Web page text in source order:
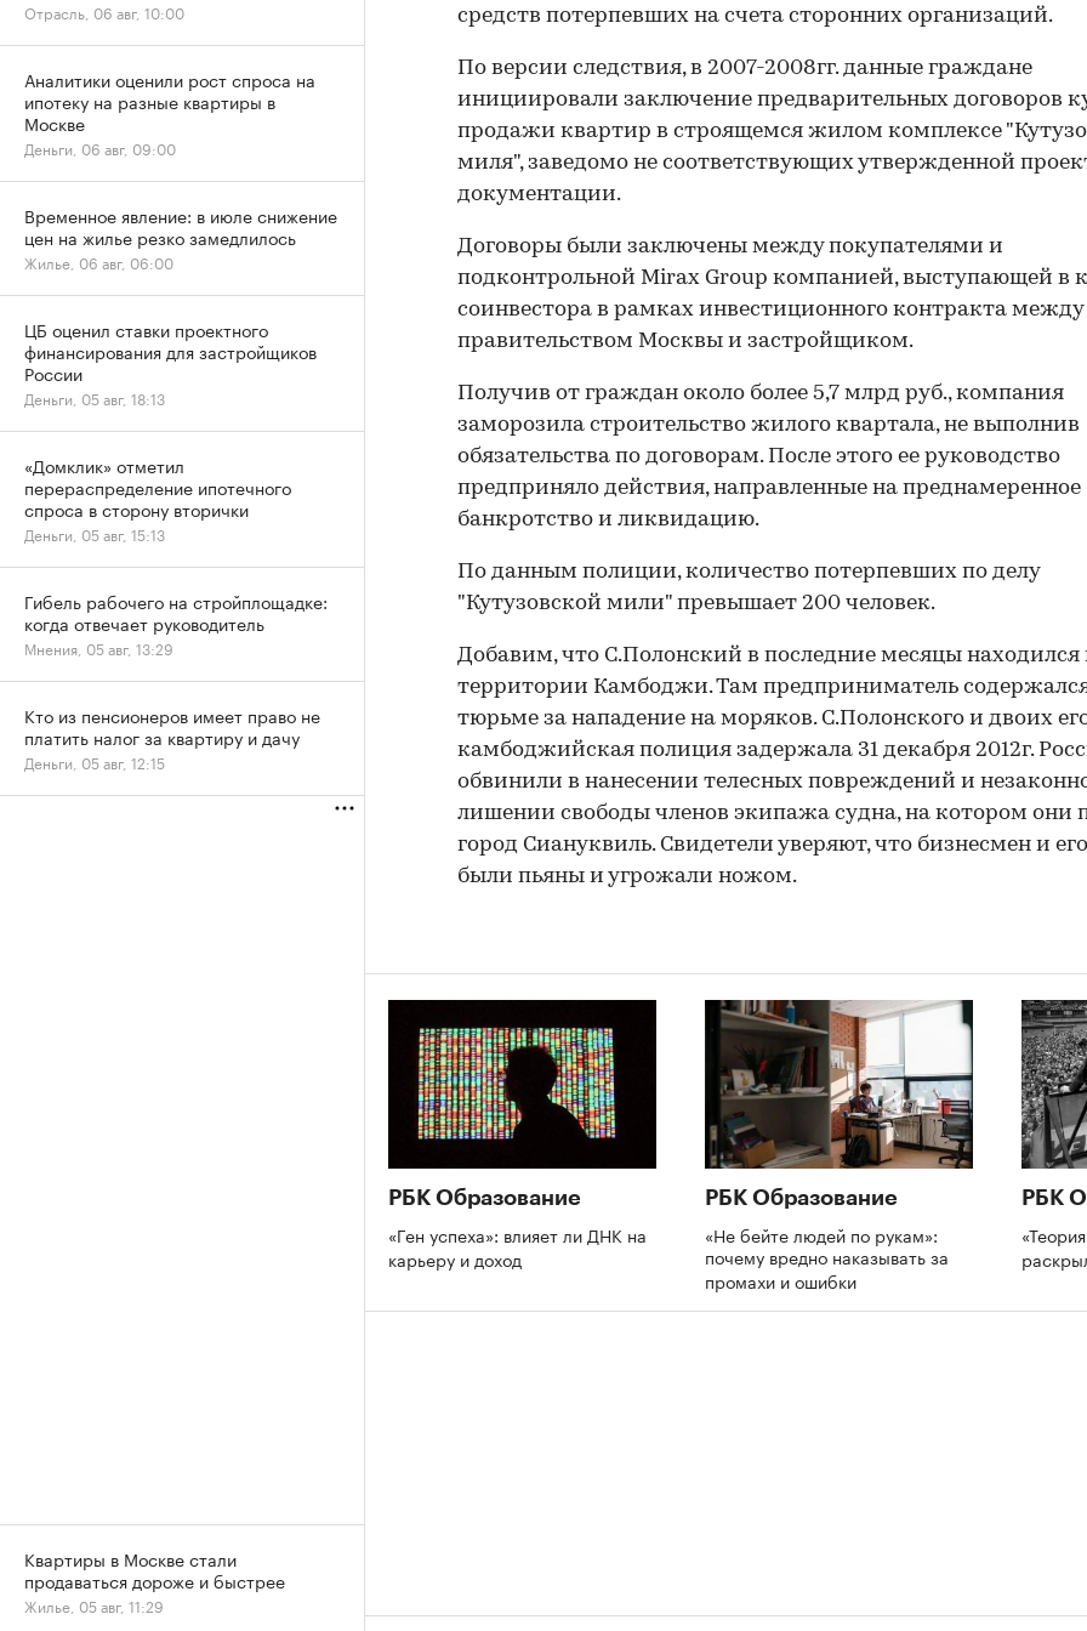
средств потерпевших на счета сторонних организаций.
По версии следствия, в 2007-2008гг. данные граждане
инициировали заключение предварительных договоров
продажи квартир в строящемся жилом комплексе
миля", заведомо не соответствующих утвержденной
документации.
Договоры были заключены между покупателями и
подконтрольной Mirax Group компанией, выступающей в
соинвестора в рамках инвестиционного контракта между
правительством Москвы и застройщиком.
Получив от граждан около более 5,7 млрд руб., компания
заморозила строительство жилого квартала, не выполнив
обязательства по договорам. После этого ее руководство
предприняло действия, направленные на преднамеренное
банкротство и ликвидацию.
По данным полиции, количество потерпевших по делу
"Кутузовской мили" превышает 200 человек.
Добавим, что С.Полонский в последние месяцы находился
территории Камбоджи. Там предприниматель
тюрьме за нападение на моряков. С.Полонского и двоих
камбоджийская полиция задержала 31 декабря 2012г.
обвинили в нанесении телесных повреждений и
лишении свободы членов экипажа судна, на котором они
город Сиануквиль. Свидетели уверяют, что бизнесмен и
были пьяны и угрожали ножом.
РБК Образование
«Ген успеха»: влияет ли ДНК на
карьеру и доход
РБК Образование
«Не бейте людей по рукам»:
почему вредно наказывать за
промахи и ошибки
РБК
Отрасль, 06 авг, 10:00
Аналитики оценили рост спроса на
ипотеку на разные квартиры в
Москве
Деньги, 06 авг, 09:00
Временное явление: в июле снижение
цен на жилье резко замедлилось
Жилье, 06 авг, 06:00
ЦБ оценил ставки проектного
финансирования для застройщиков
России
Деньги, 05 авг, 18:13
«Домклик» отметил
перераспределение ипотечного
спроса в сторону вторички
Деньги, 05 авг, 15:13
Гибель рабочего на стройплощадке:
когда отвечает руководитель
Мнения, 05 авг, 13:29
Кто из пенсионеров имеет право не
платить налог за квартиру и дачу
Деньги, 05 авг, 12:15
Квартиры в Москве стали
продаваться дороже и быстрее
Жилье, 05 авг, 11:29